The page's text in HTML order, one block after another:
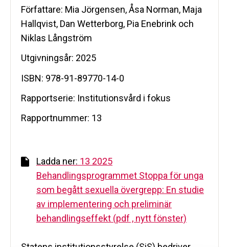
Författare: Mia Jörgensen, Åsa Norman, Maja
Hallqvist, Dan Wetterborg, Pia Enebrink och
Niklas Långström
Utgivningsår: 2025
ISBN: 978-91-89770-14-0
Rapportserie: Institutionsvård i fokus
Rapportnummer: 13
Ladda ner: 13 2025
Behandlingsprogrammet Stoppa för unga
som begått sexuella övergrepp: En studie
av implementering och preliminär
behandlingseffekt (pdf , nytt fönster)